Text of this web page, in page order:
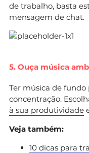
de trabalho, basta
mensagem de chat.
5. Ouça música
Ter música de
concentração.
à sua produtividade
Veja também:
10 dicas para